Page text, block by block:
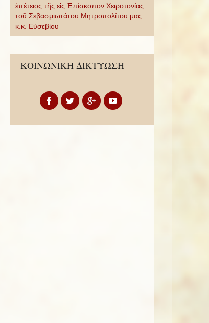
ἐπέτειος τῆς εἰς Ἐπίσκοπον Χειροτονίας
τοῦ Σεβασμιωτάτου Μητροπολίτου μας
κ.κ. Εὐσεβίου
ΚΟΙΝΩΝΙΚΗ ΔΙΚΤΥΩΣΗ